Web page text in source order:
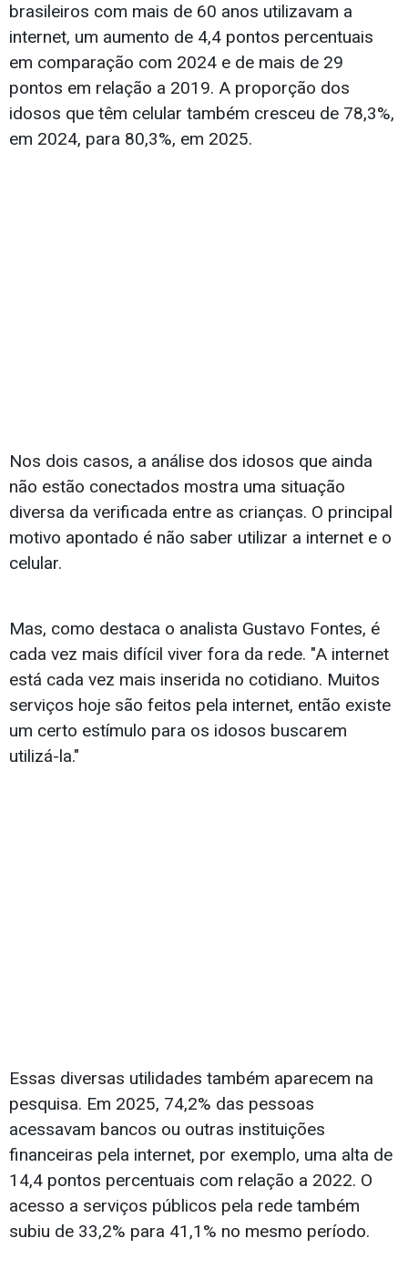
brasileiros com mais de 60 anos utilizavam a
internet, um aumento de 4,4 pontos percentuais
em comparação com 2024 e de mais de 29
pontos em relação a 2019. A proporção dos
idosos que têm celular também cresceu de 78,3%,
em 2024, para 80,3%, em 2025.
Nos dois casos, a análise dos idosos que ainda
não estão conectados mostra uma situação
diversa da verificada entre as crianças. O principal
motivo apontado é não saber utilizar a internet e o
celular.
Mas, como destaca o analista Gustavo Fontes, é
cada vez mais difícil viver fora da rede. "A internet
está cada vez mais inserida no cotidiano. Muitos
serviços hoje são feitos pela internet, então existe
um certo estímulo para os idosos buscarem
utilizá-la."
Essas diversas utilidades também aparecem na
pesquisa. Em 2025, 74,2% das pessoas
acessavam bancos ou outras instituições
financeiras pela internet, por exemplo, uma alta de
14,4 pontos percentuais com relação a 2022. O
acesso a serviços públicos pela rede também
subiu de 33,2% para 41,1% no mesmo período.